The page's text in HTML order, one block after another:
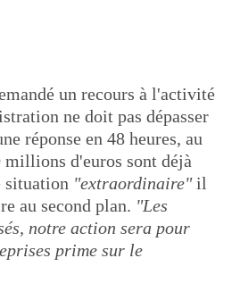
un recours à l'activité
ne doit pas dépasser
réponse en 48 heures, au
d'euros sont déjà
situation "extraordinaire"il
au second plan. "Les
notre action sera pour
prime sur le